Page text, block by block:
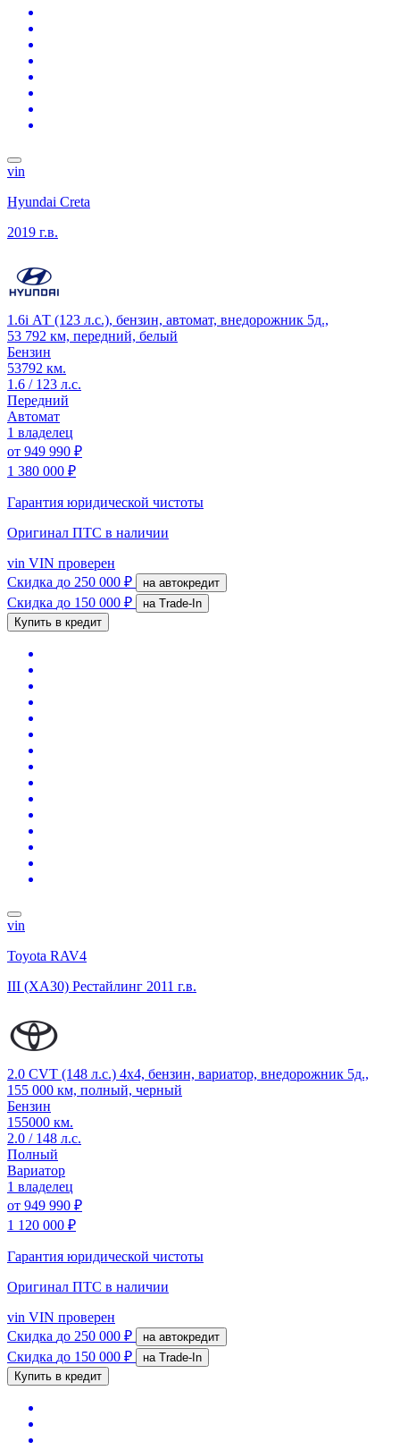
vin
Hyundai Creta
2019 г.в.
1.6i АТ (123 л.с.), бензин, автомат, внедорожник 5д.,
53 792 км, передний, белый
Бензин
53792 км.
1.6 / 123 л.с.
Передний
Автомат
1 владелец
от 949 990 ₽
1 380 000 ₽
Гарантия юридической чистоты
Оригинал ПТС в наличии
vin VIN проверен
Скидка до 250 000 ₽ на автокредит
Скидка до 150 000 ₽
на Trade-In
Купить в кредит
vin
Toyota RAV4
III (XA30) Рестайлинг 2011 г.в.
2.0 CVT (148 л.с.) 4x4, бензин, вариатор, внедорожник 5д.,
155 000 км, полный, черный
Бензин
155000 км.
2.0 / 148 л.с.
Полный
Вариатор
1 владелец
от 949 990 ₽
1 120 000 ₽
Гарантия юридической чистоты
Оригинал ПТС в наличии
vin VIN проверен
Скидка до 250 000 ₽ на автокредит
Скидка до 150 000 ₽
на Trade-In
Купить в кредит